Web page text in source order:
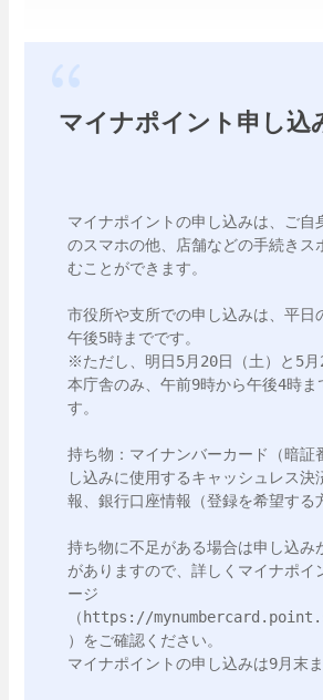
マイナポイント申し込
マイナポイントの申し込みは、ご自
のスマホの他、店舗などの手続きス
むことができます。
市役所や支所での申し込みは、平日
午後5時までです。
※ただし、明日5月20日（土）と5月
本庁舎のみ、午前9時から午後4時ま
す。
持ち物：マイナンバーカード（暗証
し込みに使用するキャッシュレス決
報、銀行口座情報（登録を希望する
持ち物に不足がある場合は申し込み
がありますので、詳しくマイナポイ
ージ
（https://
）をご確認ください。
マイナポイントの申し込みは9月末ま